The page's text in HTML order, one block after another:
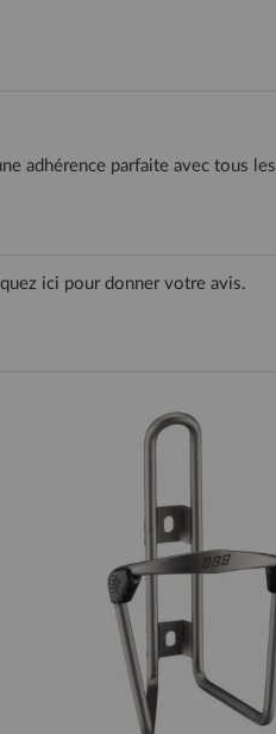
adhérence parfaite avec tous
ici pour donner votre avis.